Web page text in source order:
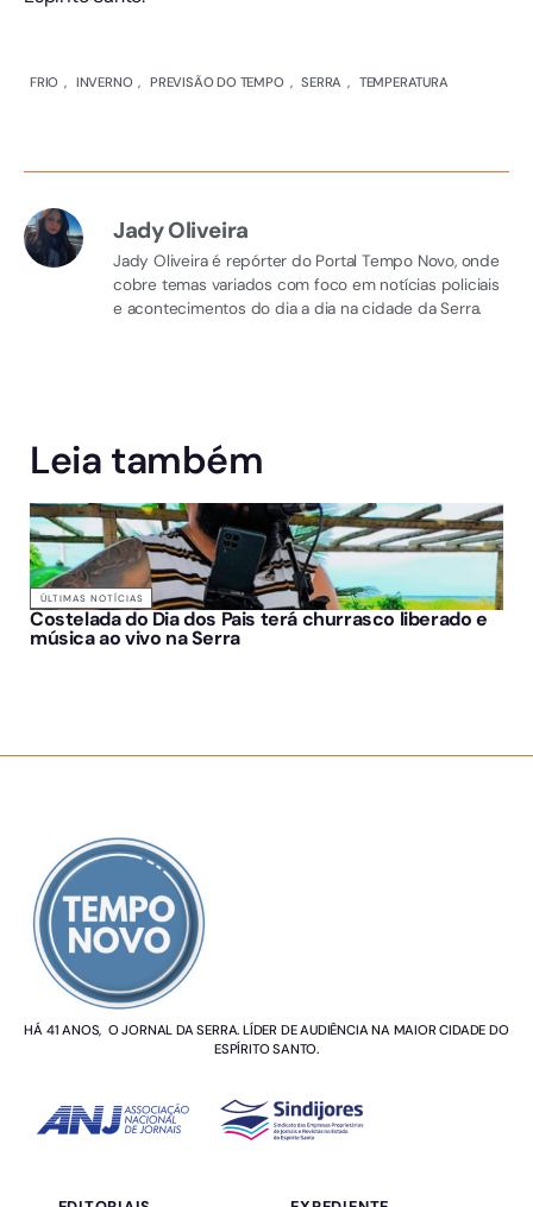
FRIO , INVERNO , PREVISÃO DO TEMPO , SERRA , TEMPERATURA
Jady Oliveira
Jady Oliveira é repórter do Portal Tempo Novo, onde
cobre temas variados com foco em notícias policiais
e acontecimentos do dia a dia na cidade da Serra.
Leia também
ÚLTIMAS NOTÍCIAS
Costelada do Dia dos Pais terá churrasco liberado e
música ao vivo na Serra
HÁ 41 ANOS, O JORNAL DA SERRA. LÍDER DE AUDIÊNCIA NA MAIOR CIDADE DO
ESPÍRITO SANTO.